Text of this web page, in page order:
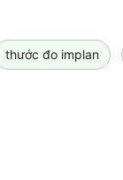
thước đo implan